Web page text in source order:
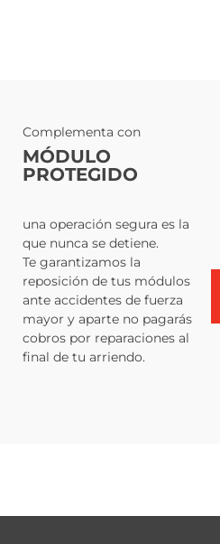
Complementa con
MÓDULO
PROTEGIDO
una operación segura es la
que nunca se detiene.
Te garantizamos la
reposición de tus módulos
ante accidentes de fuerza
mayor y aparte no pagarás
cobros por reparaciones al
final de tu arriendo.